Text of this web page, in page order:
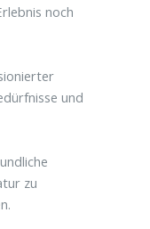
noch
und
zu